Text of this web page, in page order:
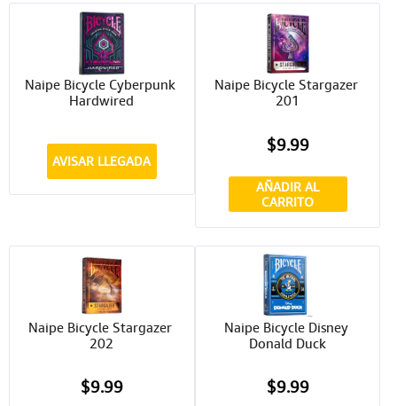
Naipe Bicycle Cyberpunk
Hardwired
AVISAR LLEGADA
Naipe Bicycle Stargazer
201
$9.99
AÑADIR AL
CARRITO
Naipe Bicycle Stargazer
202
$9.99
Naipe Bicycle Disney
Donald Duck
$9.99